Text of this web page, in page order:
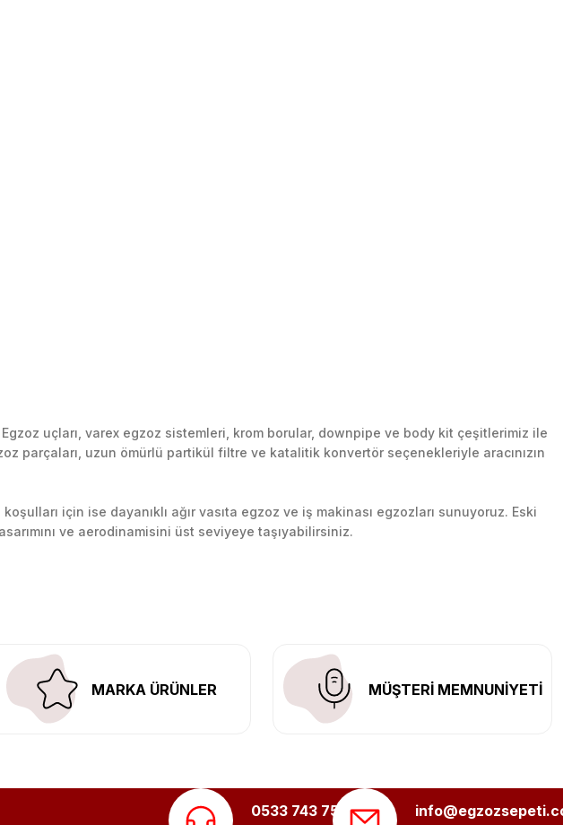
uçları, varex egzoz sistemleri, krom borular, downpipe ve body kit çeşitlerimiz ile
parçaları, uzun ömürlü partikül filtre ve katalitik konvertör seçenekleriyle aracınızın
için ise dayanıklı ağır vasıta egzoz ve iş makinası egzozları sunuyoruz. Eski
ve aerodinamisini üst seviyeye taşıyabilirsiniz.
yapıyor, Türkiye’nin her yerine güvenli kargo ile teslimat gerçekleştiriyoruz.
MARKA ÜRÜNLER MÜŞTERİ MEMNUNİYETİ
0533 743 75 56